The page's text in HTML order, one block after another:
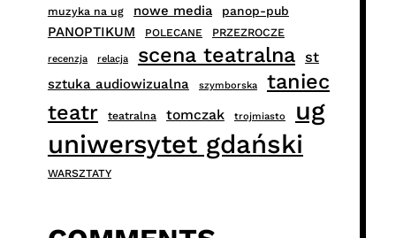
muzyka na ug nowe media panop-pub
PANOPTIKUM POLECANE PRZEZROCZE
recenzja relacja scena teatralna st
sztuka audiowizualna szymborska
taniec
teatr
teatralna tomczak trojmiasto
ug
uniwersytet gdański
WARSZTATY